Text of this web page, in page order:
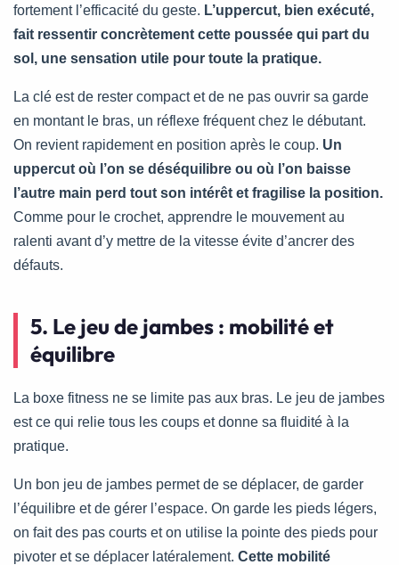
fortement l’efficacité du geste. L’uppercut, bien exécuté,
fait ressentir concrètement cette poussée qui part du
sol, une sensation utile pour toute la pratique.
La clé est de rester compact et de ne pas ouvrir sa garde
en montant le bras, un réflexe fréquent chez le débutant.
On revient rapidement en position après le coup. Un
uppercut où l’on se déséquilibre ou où l’on baisse
l’autre main perd tout son intérêt et fragilise la position.
Comme pour le crochet, apprendre le mouvement au
ralenti avant d’y mettre de la vitesse évite d’ancrer des
défauts.
5. Le jeu de jambes : mobilité et
équilibre
La boxe fitness ne se limite pas aux bras. Le jeu de jambes
est ce qui relie tous les coups et donne sa fluidité à la
pratique.
Un bon jeu de jambes permet de se déplacer, de garder
l’équilibre et de gérer l’espace. On garde les pieds légers,
on fait des pas courts et on utilise la pointe des pieds pour
pivoter et se déplacer latéralement. Cette mobilité